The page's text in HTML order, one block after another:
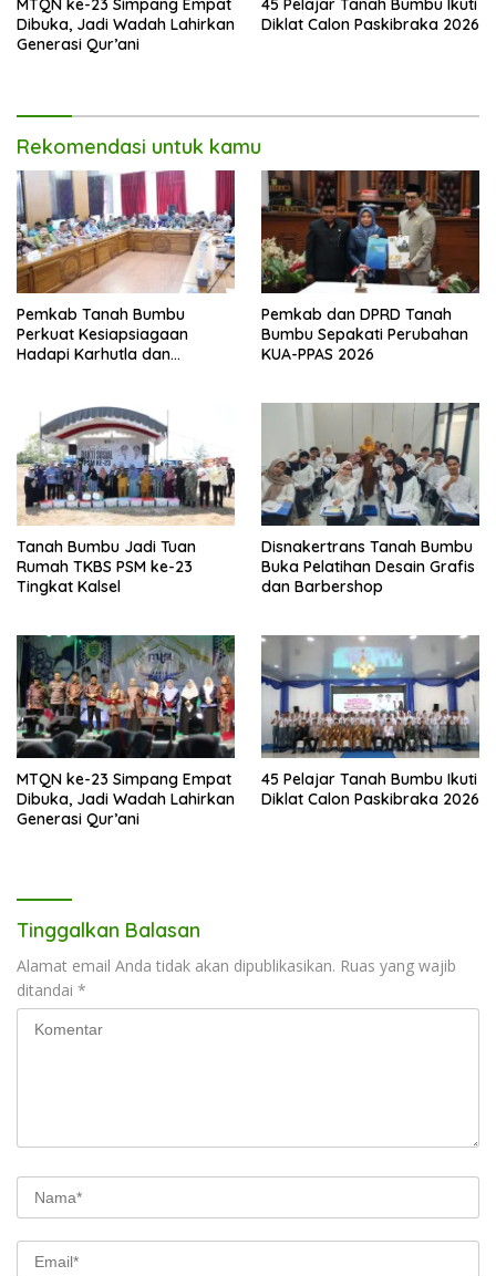
MTQN ke-23 Simpang Empat
Dibuka, Jadi Wadah Lahirkan
Generasi Qur’ani
45 Pelajar Tanah Bumbu Ikuti
Diklat Calon Paskibraka 2026
Rekomendasi untuk kamu
Pemkab Tanah Bumbu
Perkuat Kesiapsiagaan
Hadapi Karhutla dan
Pemkab dan DPRD Tanah
Bumbu Sepakati Perubahan
KUA-PPAS 2026
Tanah Bumbu Jadi Tuan
Rumah TKBS PSM ke-23
Tingkat Kalsel
Disnakertrans Tanah Bumbu
Buka Pelatihan Desain Grafis
dan Barbershop
MTQN ke-23 Simpang Empat
Dibuka, Jadi Wadah Lahirkan
Generasi Qur’ani
45 Pelajar Tanah Bumbu Ikuti
Diklat Calon Paskibraka 2026
Tinggalkan Balasan
Alamat email Anda tidak akan dipublikasikan. Ruas yang wajib
ditandai *